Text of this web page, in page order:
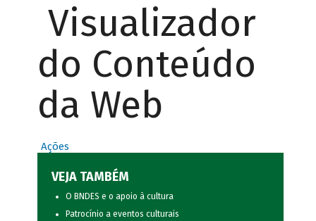
Visualizador
do Conteúdo
da Web
Ações
VEJA TAMBÉM
O BNDES e o apoio à cultura
Patrocínio a eventos culturais